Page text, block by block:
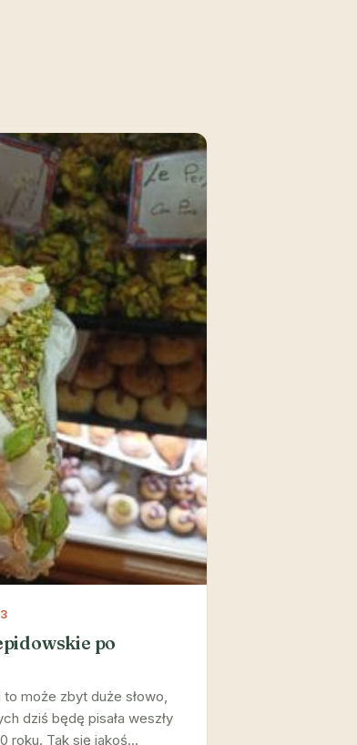
po
może zbyt duże słowo,
dziś będę pisała weszły
roku. Tak się jakoś…